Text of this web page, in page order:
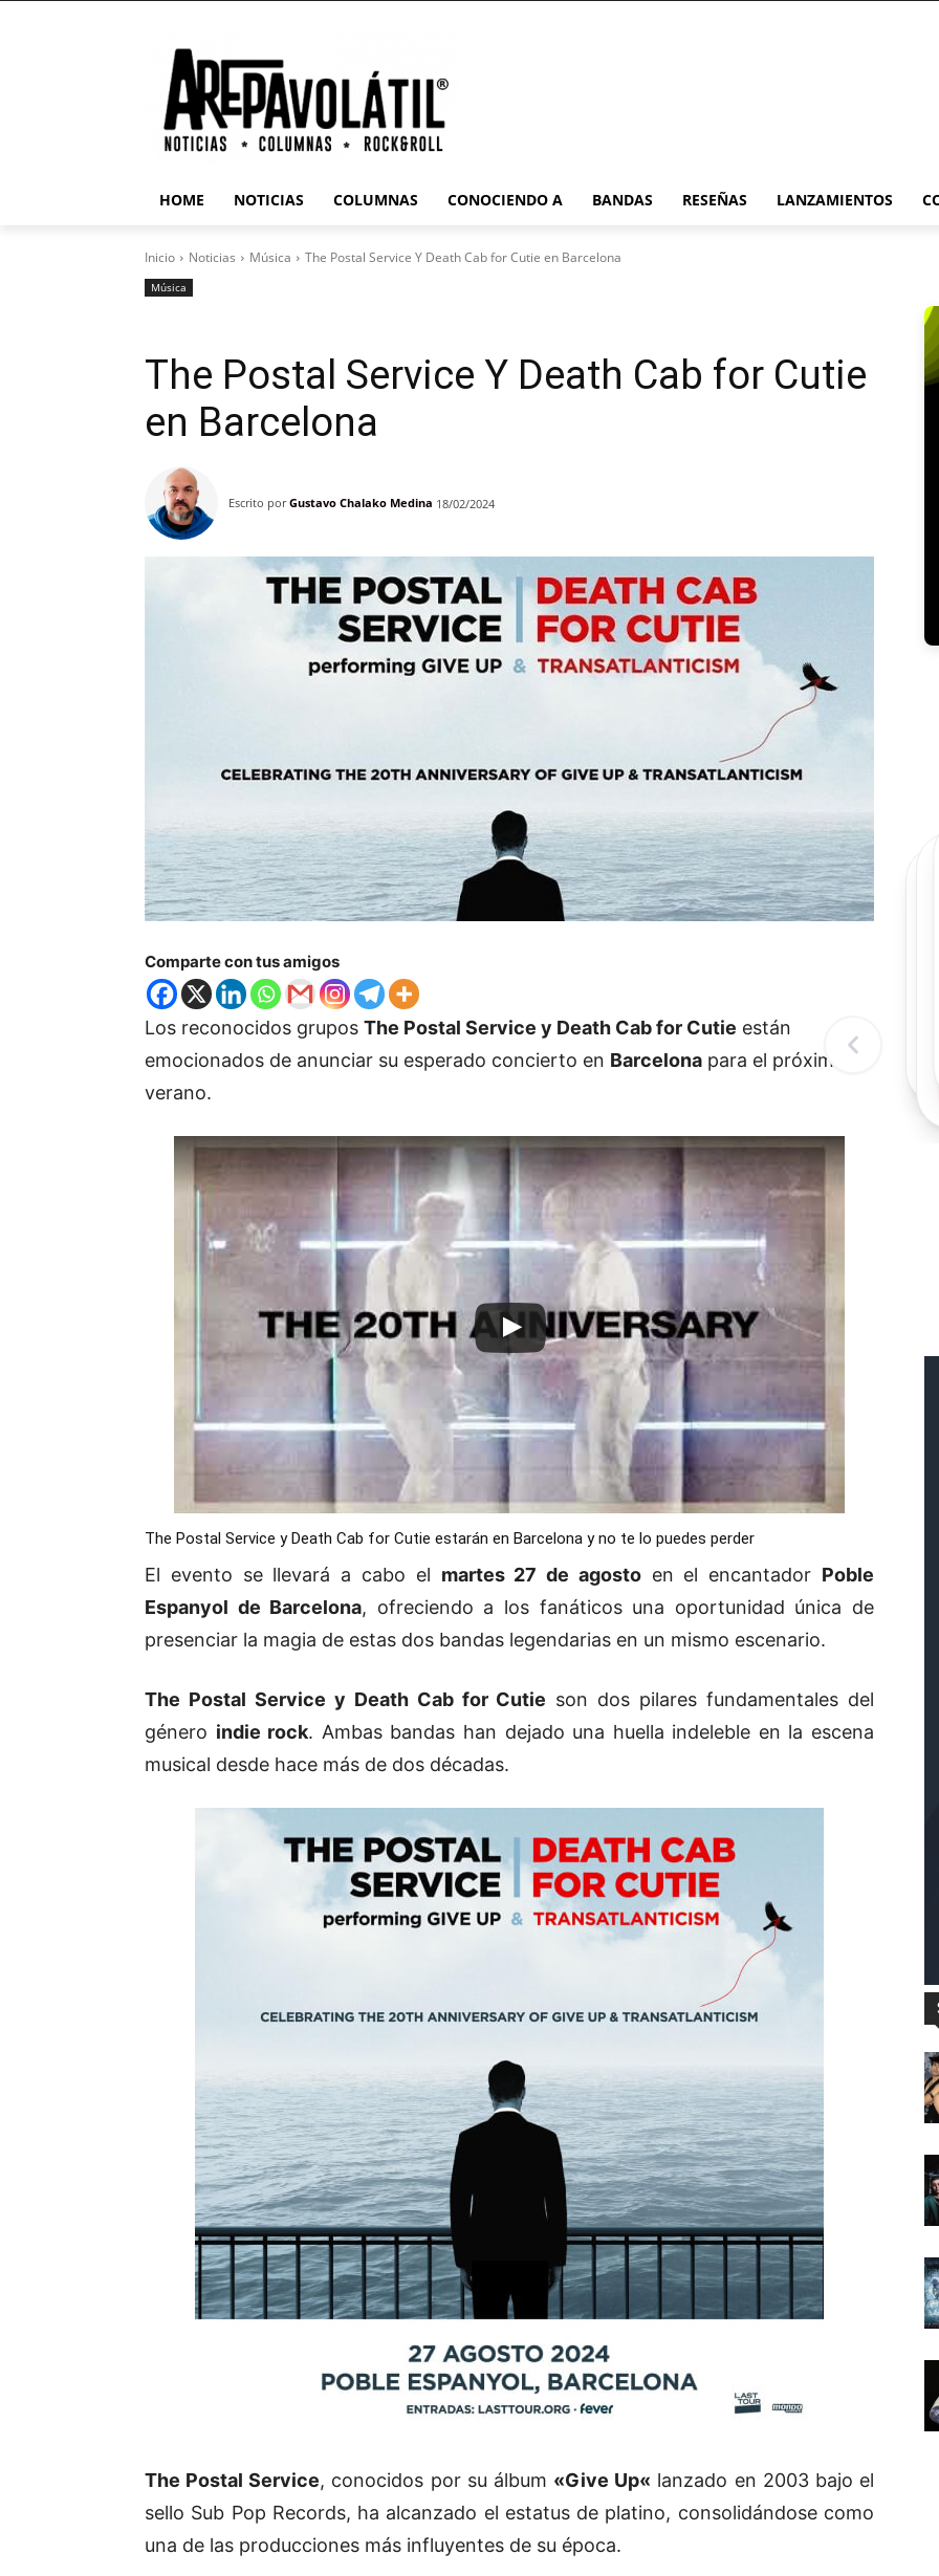
HOME NOTICIAS COLUMNAS CONOCIENDO A BANDAS RESEÑAS LANZAMIENTOS
Inicio Noticias Música The Postal Service Y Death Cab for Cutie en Barcelona
Música
The Postal Service Y Death Cab for Cutie
en Barcelona
Escrito por Gustavo Chalako Medina 18/02/2024
Comparte con tus amigos
Los reconocidos grupos The Postal Service y Death Cab for Cutie están
emocionados de anunciar su esperado concierto en Barcelona para el próximo
verano.
The Postal Service y Death Cab for Cutie estarán en Barcelona y no te lo puedes perder
El evento se llevará a cabo el martes 27 de agostoen el encantador Poble
Espanyol de Barcelona, ofreciendo a los fanáticos una oportunidad única de
presenciar la magia de estas dos bandas legendarias en un mismo escenario.
The Postal Service y Death Cab for Cutie son dos pilares fundamentales del
género indie rock. Ambas bandas han dejado una huella indeleble en la escena
musical desde hace más de dos décadas.
The Postal Service, conocidos por su álbum «Give Up« lanzado en 2003 bajo el
sello Sub Pop Records, ha alcanzado el estatus de platino, consolidándose como
una de las producciones más influyentes de su época.